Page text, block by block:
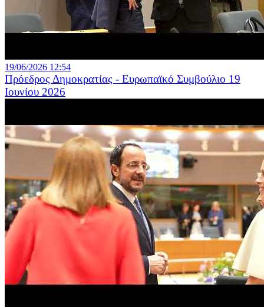
19/06/2026 12:54
Πρόεδρος Δημοκρατίας - Ευρωπαϊκό Συμβούλιο 19
Ιουνίου 2026